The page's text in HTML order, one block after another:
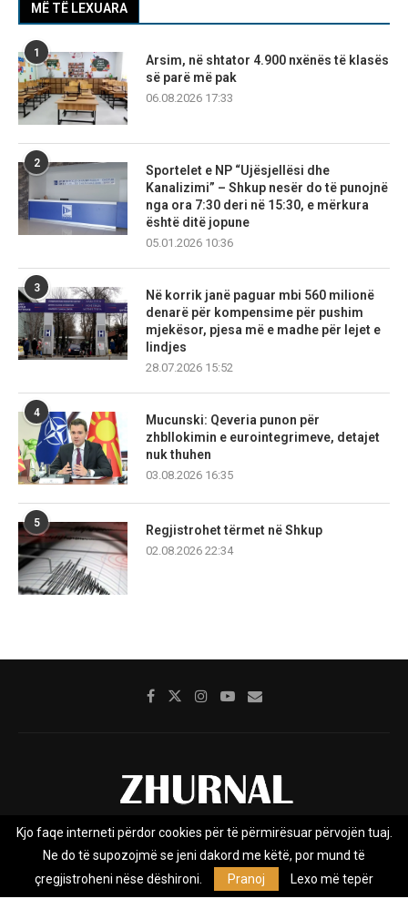
MË TË LEXUARA
1
Arsim, në shtator 4.900 nxënës të klasës
së parë më pak
06.08.2026 17:33
2
Sportelet e NP “Ujësjellësi dhe
Kanalizimi” – Shkup nesër do të punojnë
nga ora 7:30 deri në 15:30, e mërkura
është ditë jopune
05.01.2026 10:36
3
Në korrik janë paguar mbi 560 milionë
denarë për kompensime për pushim
mjekësor, pjesa më e madhe për lejet e
lindjes
28.07.2026 15:52
4
Mucunski: Qeveria punon për
zhbllokimin e eurointegrimeve, detajet
nuk thuhen
03.08.2026 16:35
5
Regjistrohet tërmet në Shkup
02.08.2026 22:34
Rreth nesh Impresumi Marketing
Privacy Policy
Kjo faqe interneti përdor cookies për të përmirësuar përvojën tuaj.
Ne do të supozojmë se jeni dakord me këtë, por mund të
çregjistroheni nëse dëshironi.
Pranoj Lexo më tepër